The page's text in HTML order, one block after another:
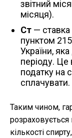
звітний
місяця).
Ст — ставка
пунктом
України,
періоду. Це
податку на
сплачувати.
Таким чином,
розраховується
кількості спирту,